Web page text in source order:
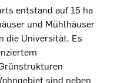
entstand auf 15 ha
und Mühlhäuser
die Universität. Es
sind neben